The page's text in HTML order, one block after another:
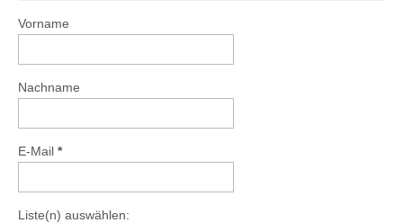
Vorname
Nachname
E-Mail *
Liste(n) auswählen: